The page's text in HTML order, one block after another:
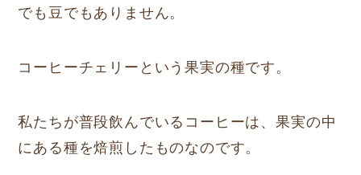
でも豆でもありません。
コーヒーチェリーという果実の種です。
私たちが普段飲んでいるコーヒーは、果実の中
にある種を焙煎したものなのです。